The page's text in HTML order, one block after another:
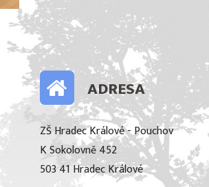
ADRESA
ZŠ Hradec Králové - Pouchov
K Sokolovně 452
503 41 Hradec Králové